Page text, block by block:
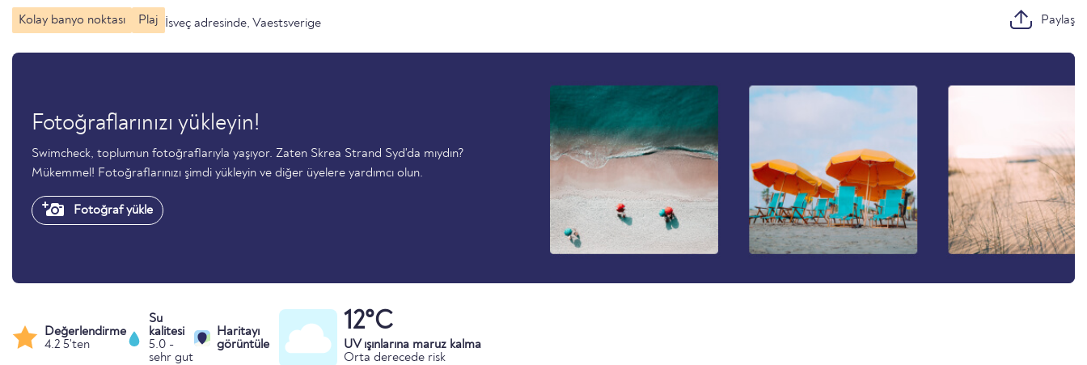
Kolay banyo noktası Plaj İsveç adresinde, Vaestsverige Paylaş
Fotoğraflarınızı yükleyin!
Swimcheck, toplumun fotoğraflarıyla yaşıyor. Zaten Skrea Strand Syd'da mıydın?
Mükemmel! Fotoğraflarınızı şimdi yükleyin ve diğer üyelere yardımcı olun.
Fotoğraf yükle
Değerlendirme
4.2 5'ten
Su
kalitesi
5.0 -
sehr gut
Haritayı
görüntüle
12°C
UV ışınlarına maruz kalma
Orta derecede risk